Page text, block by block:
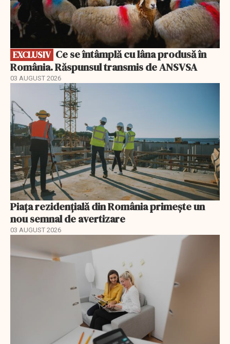
EXCLUSIV
România. Răspunsul transmis de ANSVSA
03 AUGUST 2026
Piața rezidențială din România primește un
nou semnal de avertizare
03 AUGUST 2026